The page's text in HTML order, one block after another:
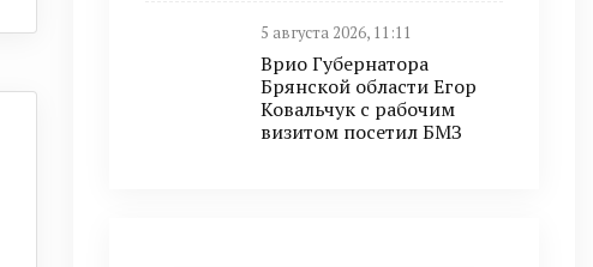
5 августа 2026, 11:11
Врио Губернатора
Брянской области Егор
Ковальчук с рабочим
визитом посетил БМЗ